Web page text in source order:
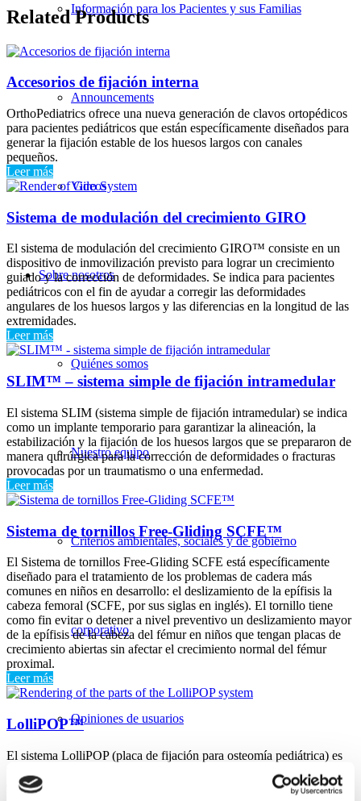
Información para los Pacientes y sus Familias
Announcements
Videos
Sobre nosotros
Quiénes somos
Nuestro equipo
Criterios ambientales, sociales y de gobierno
corporativo
Opiniones de usuarios
Related Products
Accesorios de fijación interna
OrthoPediatrics ofrece una nueva generación de clavos ortopédicos
para pacientes pediátricos que están específicamente diseñados para
generar la fijación estable de los huesos largos con canales
pequeños.
Leer más
Sistema de modulación del crecimiento GIRO
El sistema de modulación del crecimiento GIRO™ consiste en un
dispositivo de inmovilización previsto para lograr un crecimiento
guiado y la corrección de deformidades. Se indica para pacientes
pediátricos con el fin de ayudar a corregir las deformidades
angulares de los huesos largos y las diferencias en la longitud de las
extremidades.
Leer más
SLIM™ – sistema simple de fijación intramedular
El sistema SLIM (sistema simple de fijación intramedular) se indica
como un implante temporario para garantizar la alineación, la
estabilización y la fijación de los huesos largos que se prepararon de
manera quirúrgica para la corrección de deformidades o fracturas
provocadas por un traumatismo o una enfermedad.
Leer más
Sistema de tornillos Free-Gliding SCFE™
El Sistema de tornillos Free-Gliding SCFE está específicamente
diseñado para el tratamiento de los problemas de cadera más
comunes en niños en desarrollo: el deslizamiento de la epífisis la
cabeza femoral (SCFE, por sus siglas en inglés). El tornillo tiene
como fin evitar o detener a nivel preventivo un deslizamiento mayor
de la epífisis de la cabeza del fémur en niños que tengan placas de
crecimiento abiertas sin afectar el crecimiento normal del fémur
proximal.
Leer más
LolliPOP™
El sistema LolliPOP (placa de fijación para osteomía pediátrica) es
osteomías y fracturas del fémur proximal en pacientes pediátricos. El